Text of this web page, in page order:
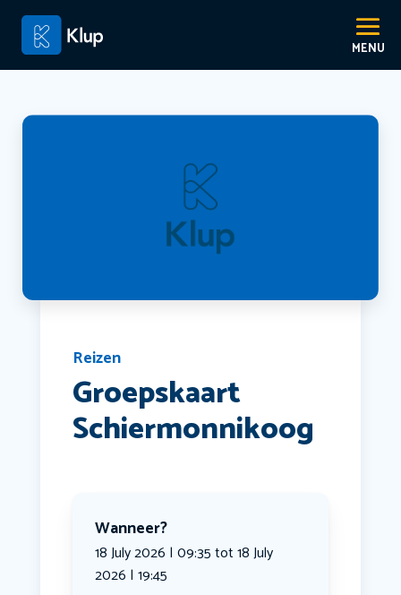
Reizen
Groepskaart
Schiermonnikoog
Wanneer?
18 July 2026 | 09:35 tot 18 July
2026 | 19:45